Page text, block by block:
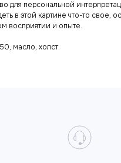
для персональной
в этой картине что-то свое,
восприятии и опыте.
масло, холст.